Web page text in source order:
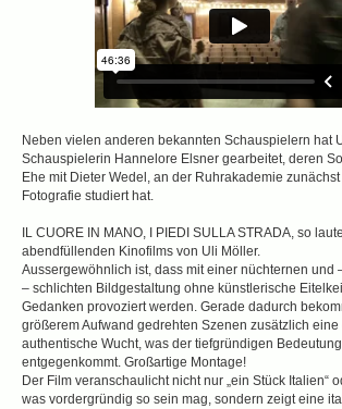
Neben vielen anderen bekannten Schauspielern hat
Schauspielerin Hannelore Elsner gearbeitet, deren
Ehe mit Dieter Wedel, an der Ruhrakademie
Fotografie studiert hat.
IL CUORE IN MANO, I PIEDI SULLA STRADA, so
abendfüllenden Kinofilms von Uli Möller.
Aussergewöhnlich ist, dass mit einer nüchternen und
– schlichten Bildgestaltung ohne künstlerische
Gedanken provoziert werden. Gerade dadurch
größerem Aufwand gedrehten Szenen zusätzlich eine
authentische Wucht, was der tiefgründigen
entgegenkommt. Großartige Montage!
Der Film veranschaulicht nicht nur „ein Stück Italien“
was vordergründig so sein mag, sondern zeigt eine